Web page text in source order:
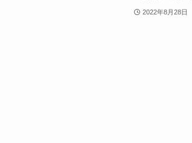
2022年8月28日